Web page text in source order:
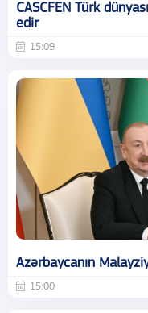
CASCFEN Türk
edir
15:09
Azərbaycanın
15:00